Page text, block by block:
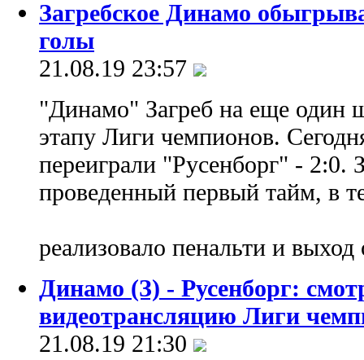
Загребское Динамо
голы
21.08.19 23:57
"Динамо" Загреб на еще один
этапу Лиги чемпионов.
переиграли "Русенборг" - 2:0.
проведенный первый тайм, в
реализовало пенальти и
Динамо (З) - Русенборг:
видеотрансляцию Лиги
21.08.19 21:30